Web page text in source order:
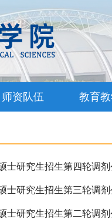
师资队伍 教育
士研究生招生第四轮调
士研究生招生第三轮调
士研究生招生第二轮调